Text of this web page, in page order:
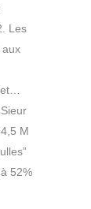
Les
aux
M
52%